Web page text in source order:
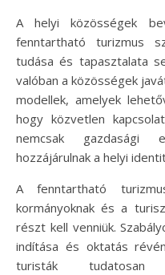
A helyi közösségek
fenntartható turizmus
tudása és tapasztalata
valóban a közösségek
modellek, amelyek
hogy közvetlen
nemcsak gazdasági
hozzájárulnak a helyi
A fenntartható
kormányoknak és a
részt kell venniük.
indítása és oktatás
turisták tudatosan